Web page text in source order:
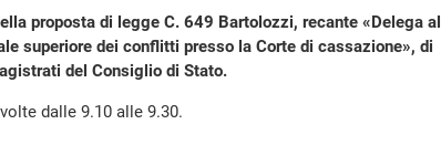
proposta di legge C. 649 Bartolozzi, recante «Delega al
superiore dei conflitti presso la Corte di cassazione», di
del Consiglio di Stato.
dalle 9.10 alle 9.30.